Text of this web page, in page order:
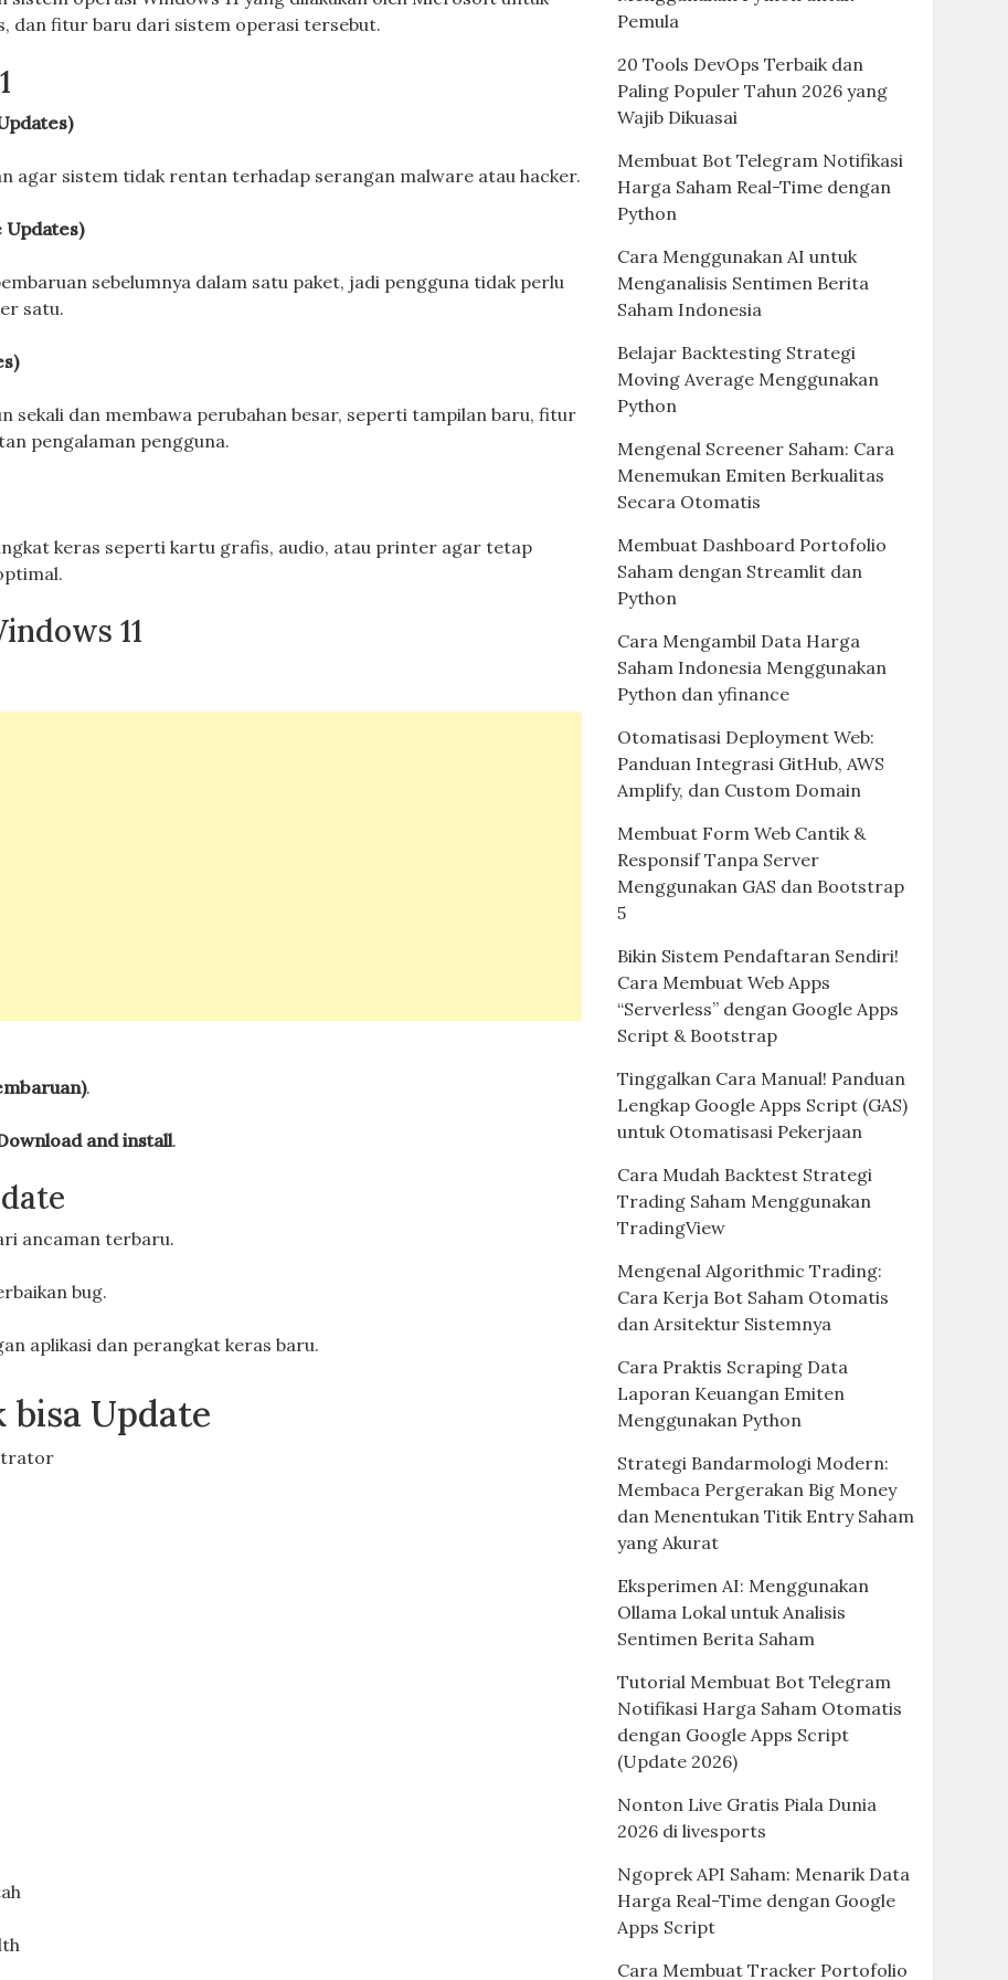
dan fitur baru dari sistem operasi tersebut.
agar sistem tidak rentan terhadap serangan malware atau hacker.
Updates)
sebelumnya dalam satu paket, jadi pengguna tidak perlu
satu.
sekali dan membawa perubahan besar, seperti tampilan baru, fitur
pengalaman pengguna.
keras seperti kartu grafis, audio, atau printer agar tetap
11
.
and install.
ancaman terbaru.
bug.
aplikasi dan perangkat keras baru.
bisa Update
Pemula
20 Tools DevOps Terbaik dan
Paling Populer Tahun 2026 yang
Wajib Dikuasai
Membuat Bot Telegram Notifikasi
Harga Saham Real-Time dengan
Python
Cara Menggunakan AI untuk
Menganalisis Sentimen Berita
Saham Indonesia
Belajar Backtesting Strategi
Moving Average Menggunakan
Python
Mengenal Screener Saham: Cara
Menemukan Emiten Berkualitas
Secara Otomatis
Membuat Dashboard Portofolio
Saham dengan Streamlit dan
Python
Cara Mengambil Data Harga
Saham Indonesia Menggunakan
Python dan yfinance
Otomatisasi Deployment Web:
Panduan Integrasi GitHub, AWS
Amplify, dan Custom Domain
Membuat Form Web Cantik &
Responsif Tanpa Server
Menggunakan GAS dan Bootstrap
5
Bikin Sistem Pendaftaran Sendiri!
Cara Membuat Web Apps
“Serverless” dengan Google Apps
Script & Bootstrap
Tinggalkan Cara Manual! Panduan
Lengkap Google Apps Script (GAS)
untuk Otomatisasi Pekerjaan
Cara Mudah Backtest Strategi
Trading Saham Menggunakan
TradingView
Mengenal Algorithmic Trading:
Cara Kerja Bot Saham Otomatis
dan Arsitektur Sistemnya
Cara Praktis Scraping Data
Laporan Keuangan Emiten
Menggunakan Python
Strategi Bandarmologi Modern:
Membaca Pergerakan Big Money
dan Menentukan Titik Entry Saham
yang Akurat
Eksperimen AI: Menggunakan
Ollama Lokal untuk Analisis
Sentimen Berita Saham
Tutorial Membuat Bot Telegram
Notifikasi Harga Saham Otomatis
dengan Google Apps Script
(Update 2026)
Nonton Live Gratis Piala Dunia
2026 di livesports
Ngoprek API Saham: Menarik Data
Harga Real-Time dengan Google
Apps Script
Cara Membuat Tracker Portofolio